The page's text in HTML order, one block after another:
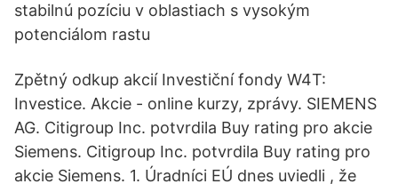
stabilnú pozíciu v oblastiach s vysokým
potenciálom rastu
Zpětný odkup akcií Investiční fondy W4T:
Investice. Akcie - online kurzy, zprávy. SIEMENS
AG. Citigroup Inc. potvrdila Buy rating pro akcie
Siemens. Citigroup Inc. potvrdila Buy rating pro
akcie Siemens. 1. Úradníci EÚ dnes uviedli , že